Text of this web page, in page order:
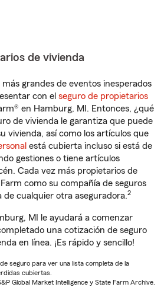
de vivienda
más grandes de eventos inesperados
con el seguro de propietarios
en Hamburg, MI. Entonces, ¿qué
de vivienda le garantiza que puede
vivienda, así como los artículos que
está cubierta incluso si está de
gestiones o tiene artículos
Cada vez más propietarios de
como su compañía de seguros
de cualquier otra aseguradora.2
MI le ayudará a comenzar
una cotización de seguro
en línea. ¡Es rápido y sencillo!
seguro para ver una lista completa de la
cubiertas.
Global Market Intelligence y State Farm Archive.